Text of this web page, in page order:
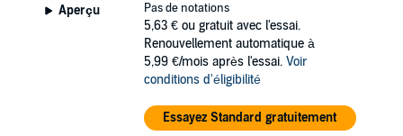
Aperçu
Pas de notations
5,63 € ou gratuit avec l'essai.
Renouvellement automatique à
5,99 €/mois après l'essai. Voir
conditions d'éligibilité
Essayez Standard gratuitement